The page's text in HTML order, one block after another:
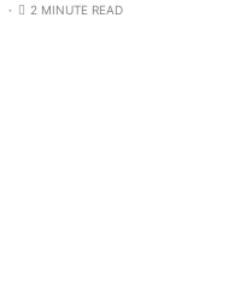
2 MINUTE READ